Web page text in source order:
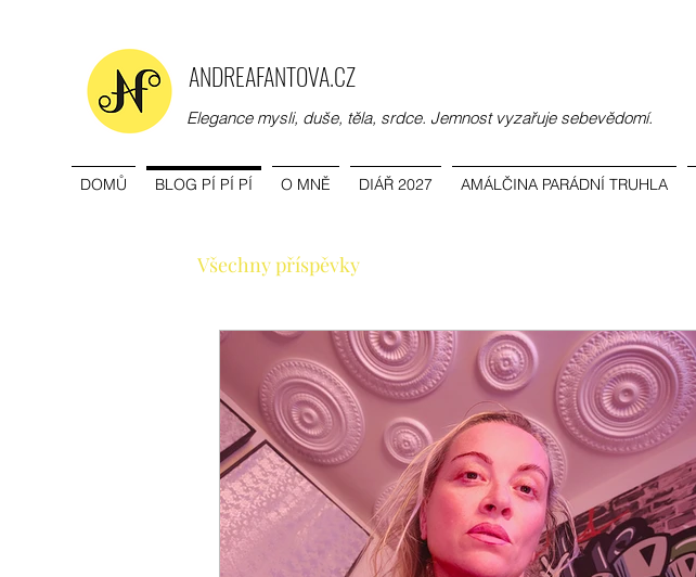
ANDREAFANTOVA.CZ
Elegance mysli, duše, těla, srdce. Jemnost vyzařuje sebevědomí.
DOMŮ BLOG PÍ PÍ PÍ O MNĚ DIÁŘ 2027 AMÁLČINA PARÁDNÍ TRUHLA
Všechny příspěvky